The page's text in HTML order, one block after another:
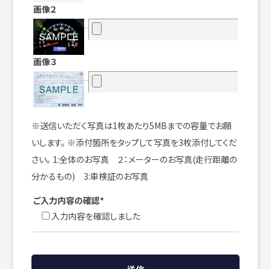
画像２
画像３
※送信いただく写真は1枚あたり5MBまでの容量でお願
いします。 ※添付箇所をタップして写真を3枚添付してくだ
さい。 1:全体のお写真 ２：メーターのお写真(走行距離の
分かるもの) 3:車検証のお写真
ご入力内容の確認*
入力内容を確認しました